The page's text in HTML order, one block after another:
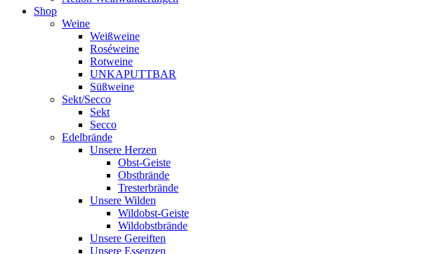
Shop
Weine
Weißweine
Roséweine
Rotweine
UNKAPUTTBAR
Süßweine
Sekt/Secco
Sekt
Secco
Edelbrände
Unsere Herzen
Obst-Geiste
Obstbrände
Tresterbrände
Unsere Wilden
Wildobst-Geiste
Wildobstbrände
Unsere Gereiften
Unsere Essenzen